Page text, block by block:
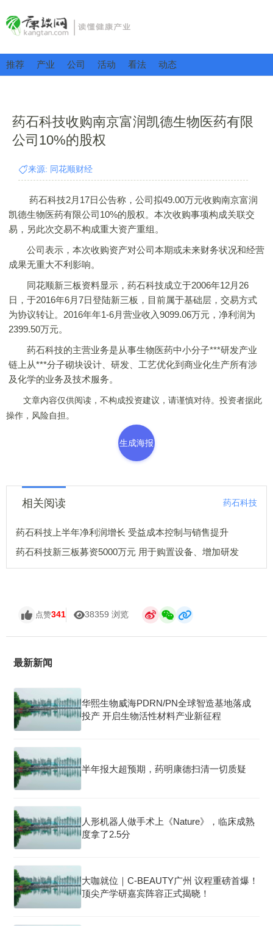
推荐 产业 公司 活动 看法 动态
药石科技收购南京富润凯德生物医药有限
公司10%的股权
来源: 同花顺财经
药石科技2月17日公告称，公司拟49.00万元收购南京富润
凯德生物医药有限公司10%的股权。本次收购事项构成关联交
易，另此次交易不构成重大资产重组。
公司表示，本次收购资产对公司本期或未来财务状况和经营
成果无重大不利影响。
同花顺新三板资料显示，药石科技成立于2006年12月26
日，于2016年6月7日登陆新三板，目前属于基础层，交易方式
为协议转让。2016年年1-6月营业收入9099.06万元，净利润为
2399.50万元。
药石科技的主营业务是从事生物医药中小分子***研发产业
链上从***分子砌块设计、研发、工艺优化到商业化生产所有涉
及化学的业务及技术服务。
文章内容仅供阅读，不构成投资建议，请谨慎对待。投资者据此
操作，风险自担。
生成海报
相关阅读 药石科技
药石科技上半年净利润增长 受益成本控制与销售提升
药石科技新三板募资5000万元 用于购置设备、增加研发
点赞341 38359 浏览
最新新闻
华熙生物威海PDRN/PN全球智造基地落成
投产 开启生物活性材料产业新征程
半年报大超预期，药明康德扫清一切质疑
人形机器人做手术上《Nature》，临床成熟
度拿了2.5分
大咖就位｜C-BEAUTY广州 议程重磅首爆！
顶尖产学研嘉宾阵容正式揭晓！